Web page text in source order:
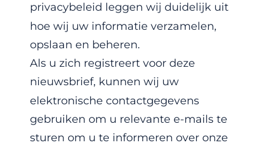
privacybeleid leggen wij duidelijk uit
hoe wij uw informatie verzamelen,
opslaan en beheren.
Als u zich registreert voor deze
nieuwsbrief, kunnen wij uw
elektronische contactgegevens
gebruiken om u relevante e-mails te
sturen om u te informeren over onze